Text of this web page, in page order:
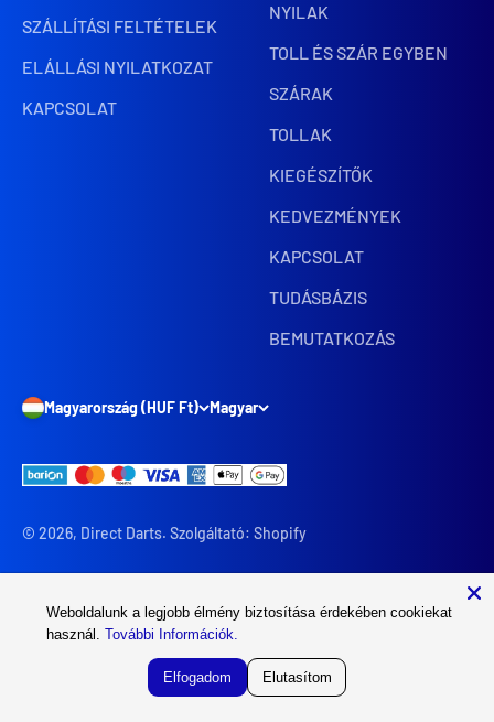
SZÁLLÍTÁSI FELTÉTELEK
ELÁLLÁSI NYILATKOZAT
KAPCSOLAT
NYILAK
TOLL ÉS SZÁR EGYBEN
SZÁRAK
TOLLAK
KIEGÉSZÍTŐK
KEDVEZMÉNYEK
KAPCSOLAT
TUDÁSBÁZIS
BEMUTATKOZÁS
Magyarország (HUF Ft) Magyar
© 2026, Direct Darts. Szolgáltató: Shopify
Weboldalunk a legjobb élmény biztosítása érdekében
cookiekat használ.További Információk.
Elfogadom Elutasítom